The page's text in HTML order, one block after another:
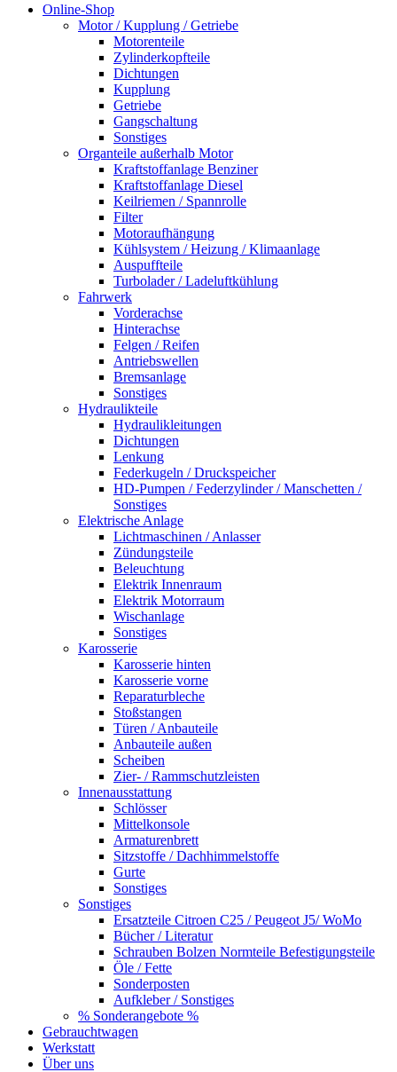
Online-Shop
Motor / Kupplung / Getriebe
Motorenteile
Zylinderkopfteile
Dichtungen
Kupplung
Getriebe
Gangschaltung
Sonstiges
Organteile außerhalb Motor
Kraftstoffanlage Benziner
Kraftstoffanlage Diesel
Keilriemen / Spannrolle
Filter
Motoraufhängung
Kühlsystem / Heizung / Klimaanlage
Auspuffteile
Turbolader / Ladeluftkühlung
Fahrwerk
Vorderachse
Hinterachse
Felgen / Reifen
Antriebswellen
Bremsanlage
Sonstiges
Hydraulikteile
Hydraulikleitungen
Dichtungen
Lenkung
Federkugeln / Druckspeicher
HD-Pumpen / Federzylinder / Manschetten /
Sonstiges
Elektrische Anlage
Lichtmaschinen / Anlasser
Zündungsteile
Beleuchtung
Elektrik Innenraum
Elektrik Motorraum
Wischanlage
Sonstiges
Karosserie
Karosserie hinten
Karosserie vorne
Reparaturbleche
Stoßstangen
Türen / Anbauteile
Anbauteile außen
Scheiben
Zier- / Rammschutzleisten
Innenausstattung
Schlösser
Mittelkonsole
Armaturenbrett
Sitzstoffe / Dachhimmelstoffe
Gurte
Sonstiges
Sonstiges
Ersatzteile Citroen C25 / Peugeot J5/ WoMo
Bücher / Literatur
Schrauben Bolzen Normteile Befestigungsteile
Öle / Fette
Sonderposten
Aufkleber / Sonstiges
% Sonderangebote %
Gebrauchtwagen
Werkstatt
Über uns